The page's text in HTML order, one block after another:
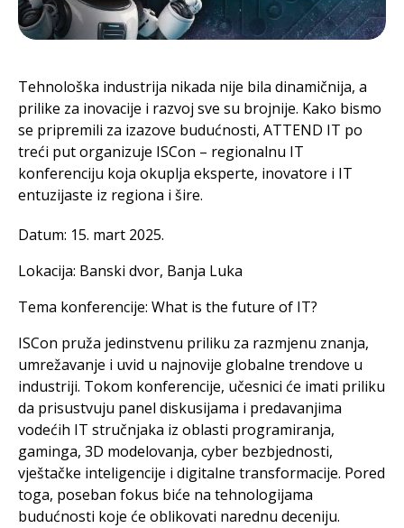
Tehnološka industrija nikada nije bila dinamičnija, a
prilike za inovacije i razvoj sve su brojnije. Kako bismo
se pripremili za izazove budućnosti, ATTEND IT po
treći put organizuje ISCon – regionalnu IT
konferenciju koja okuplja eksperte, inovatore i IT
entuzijaste iz regiona i šire.
Datum: 15. mart 2025.
Lokacija: Banski dvor, Banja Luka
Tema konferencije: What is the future of IT?
ISCon pruža jedinstvenu priliku za razmjenu znanja,
umrežavanje i uvid u najnovije globalne trendove u
industriji. Tokom konferencije, učesnici će imati priliku
da prisustvuju panel diskusijama i predavanjima
vodećih IT stručnjaka iz oblasti programiranja,
gaminga, 3D modelovanja, cyber bezbjednosti,
vještačke inteligencije i digitalne transformacije. Pored
toga, poseban fokus biće na tehnologijama
budućnosti koje će oblikovati narednu deceniju.